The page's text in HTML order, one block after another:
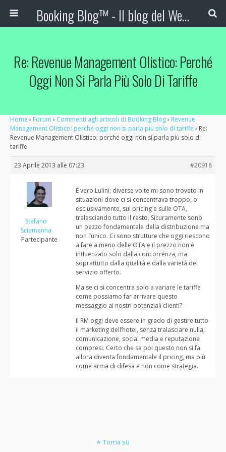
Booking Blog™ - Il blog del Web Marketing Turistico
Re: Revenue Management Olistico: Perché
Oggi Non Si Parla Più Solo Di Tariffe
Home › Forum › Commenti agli articoli di Booking Blog› Revenue
Management Olistico: perché oggi non si parla più solo di tariffe › Re:
Revenue Management Olistico: perché oggi non si parla più solo di
tariffe
23 Aprile 2013 alle 07:23 #20918
Stefano
Sciamanna
Partecipante
È vero Lulini; diverse volte mi sono trovato in
situazioni dove ci si concentrava troppo, o
esclusivamente, sul pricing e sulle OTA,
tralasciando tutto il resto. Sicuramente sono
un pezzo fondamentale della distribuzione ma
non l’unico. Ci sono strutture che oggi riescono
a fare a meno delle OTA e il prezzo non è
influenzato solo dalla concorrenza, ma
soprattutto dalla qualità e dalla varietà del
servizio offerto.
Ma se ci si concentra solo a variare le tariffe
come possiamo far arrivare questo
messaggio ai nostri potenziali clienti?
Il RM oggi deve essere in grado di gestire tutto
il marketing dell’hotel, senza tralasciare nulla,
comunicazione, social media e reputazione
compresi. Certo che se poi questo non si fa
allora diventa fondamentale il pricing, ma più
come arma di difesa e non come strategia.
Torna su